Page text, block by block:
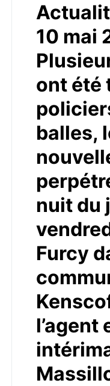
10 mai
ont été
balles,
nuit du
Furcy
l’agent